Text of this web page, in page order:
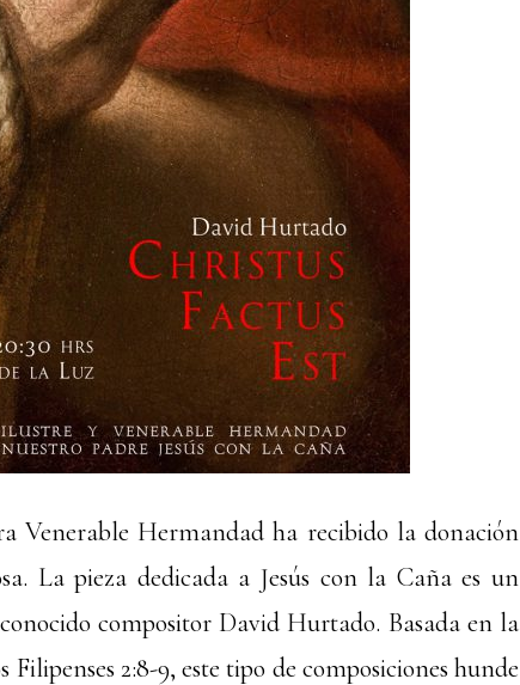
Venerable Hermandad ha recibido la donación
La pieza dedicada a Jesús con la Caña es un
compositor David Hurtado. Basada en la
2:8-9, este tipo de composiciones hunde